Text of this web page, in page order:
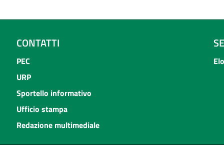
CONTATTI
PEC
URP
Sportello informativo
Ufficio stampa
Redazione multimediale